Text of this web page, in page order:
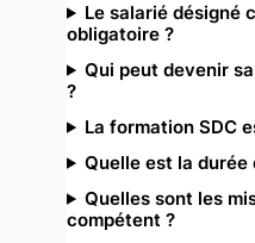
Le salarié désigné
obligatoire ?
Qui peut devenir
?
La formation SDC
Quelle est la durée
Quelles sont les
compétent ?